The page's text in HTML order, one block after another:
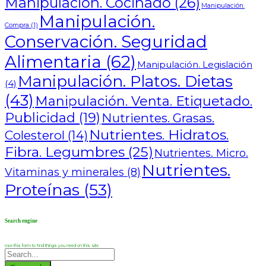
Manipulación.
Compra (1) Manipulación.
Conservación. Seguridad
Alimentaria (62) Manipulación. Legislación
(4) Manipulación. Platos. Dietas
(43) Manipulación. Venta. Etiquetado.
Publicidad (19) Nutrientes. Grasas.
Colesterol (14) Nutrientes. Hidratos.
Fibra. Legumbres (25) Nutrientes. Micro.
Vitaminas y minerales (8) Nutrientes.
Proteínas (53)
Search engine
Use this form to find things you need on this site